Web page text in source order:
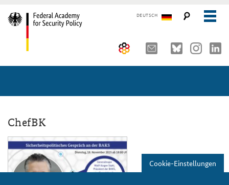
DEUTSCH
Advisory Board
Organisation
The Association of Friends
Partners
Seminars, Conferences and Events
Security Policy Course for Senior Officials
Core Course on Security Policy
German Forum on Security Policy
Working Papers
ChefBK
Cookie-Einstellungen